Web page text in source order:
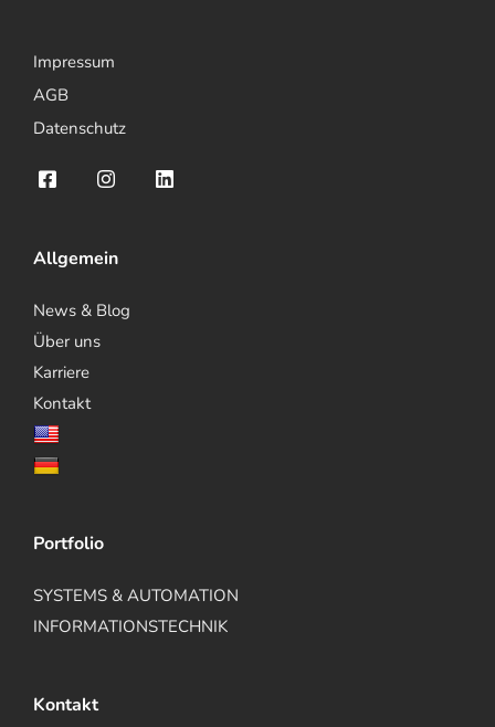
Impressum
AGB
Datenschutz
Allgemein
News & Blog
Über uns
Karriere
Kontakt
Portfolio
SYSTEMS & AUTOMATION
INFORMATIONSTECHNIK
Kontakt